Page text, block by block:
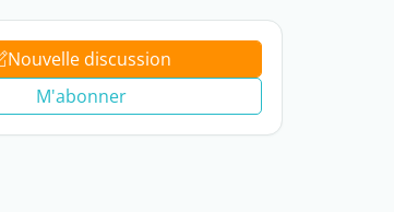
Nouvelle discussion
M'abonner